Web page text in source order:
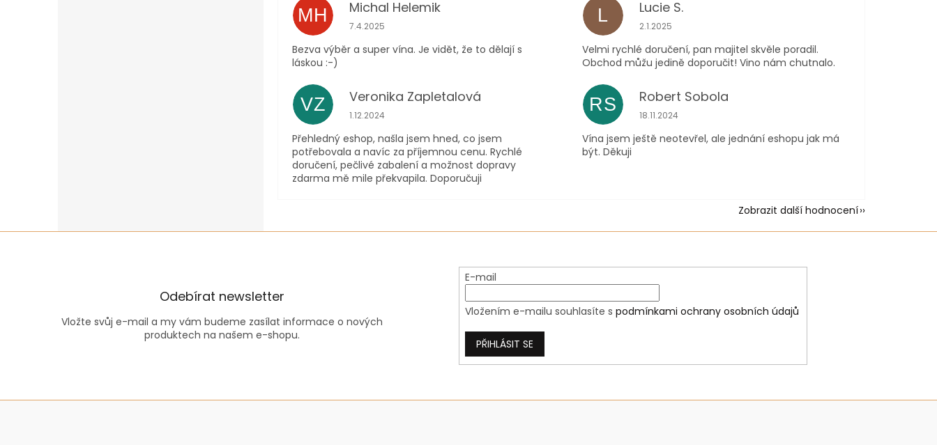
MH Michal Helemik
Hodnocení obchodu je 5 z 5 hvězdiček.
7.4.2025
Bezva výběr a super vína. Je vidět, že to dělají s
láskou :-)
L Lucie S.
Hodnocení obchodu je 5 z 5 hvězdiček.
2.1.2025
Velmi rychlé doručení, pan majitel skvěle poradil.
Obchod můžu jedině doporučit! Vino nám chutnalo.
VZ Veronika Zapletalová
Hodnocení obchodu je 5 z 5 hvězdiček.
1.12.2024
Přehledný eshop, našla jsem hned, co jsem
potřebovala a navíc za příjemnou cenu. Rychlé
doručení, pečlivé zabalení a možnost dopravy
zdarma mě mile překvapila. Doporučuji
RS Robert Sobola
Hodnocení obchodu je 5 z 5 hvězdiček.
18.11.2024
Vína jsem ještě neotevřel, ale jednání eshopu jak má
být. Děkuji
Zobrazit další hodnocení
Odebírat newsletter
Vložte svůj e-mail a my vám budeme zasílat informace o nových
produktech na našem e-shopu.
E-mail
Vložením e-mailu souhlasíte spodmínkami ochrany osobních údajů
PŘIHLÁSIT SE
Z